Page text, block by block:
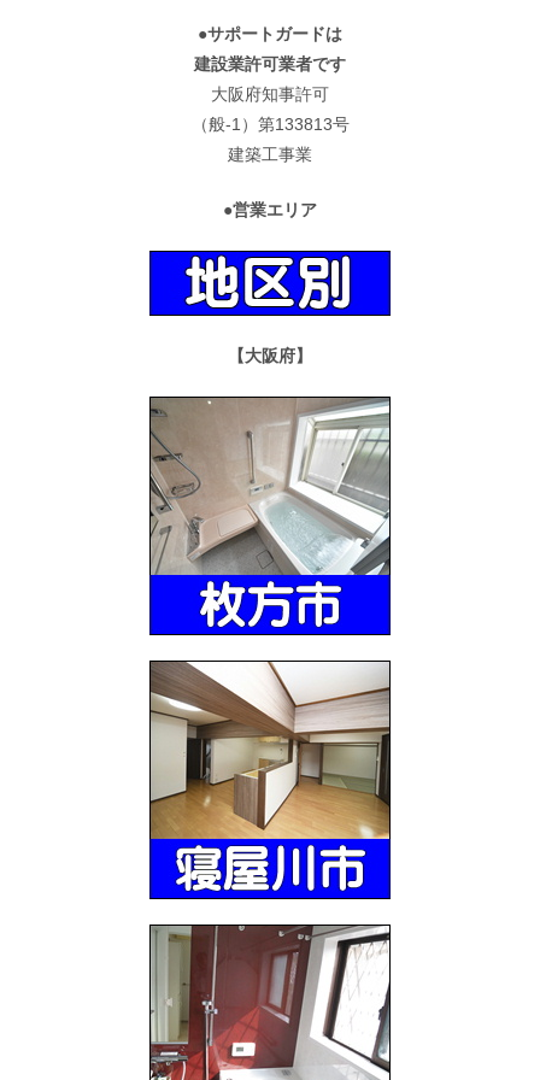
●サポートガードは
建設業許可業者です
大阪府知事許可
（般-1）第133813号
建築工事業
●営業エリア
【大阪府】